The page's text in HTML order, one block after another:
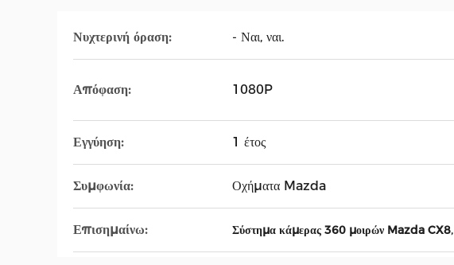
Νυχτερινή όραση: - Ναι, ναι.
Απόφαση: 1080P
Εγγύηση: 1 έτος
Συμφωνία: Οχήματα Mazda
Επισημαίνω: Σύστημα κάμερας 360 μοιρών Mazda CX8,